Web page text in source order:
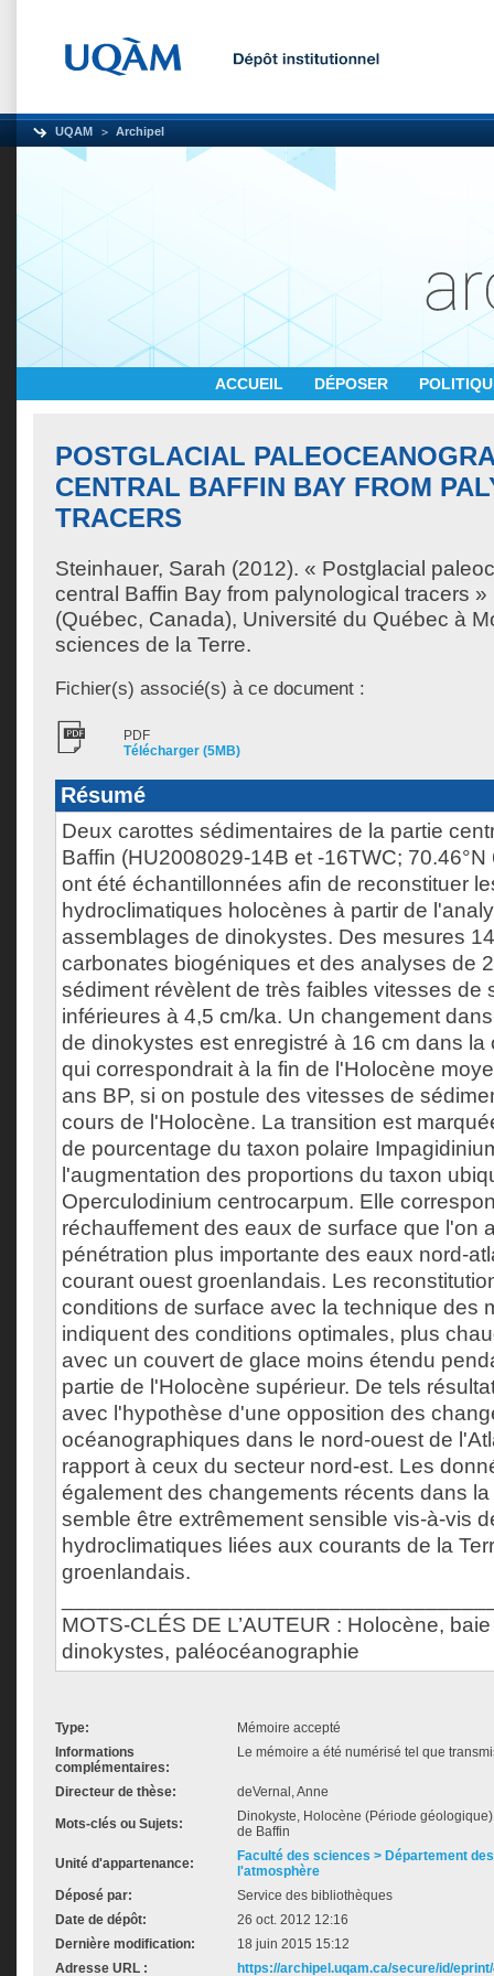
UQAM Archipel
ACCUEIL DÉPOSER
POSTGLACIAL
CENTRAL BAFFIN BAY FROM
TRACERS
Steinhauer, Sarah (2012). « Postglacial
central Baffin Bay from palynological tracers
(Québec, Canada), Université du Québec à
sciences de la Terre.
Fichier(s) associé(s) à ce document :
PDF
Télécharger (5MB)
Résumé
Deux carottes sédimentaires de la partie
Baffin (HU2008029-14B et -16TWC; 70.46°N
ont été échantillonnées afin de reconstituer
hydroclimatiques holocènes à partir de
assemblages de dinokystes. Des mesures
carbonates biogéniques et des analyses de
sédiment révèlent de très faibles vitesses de
inférieures à 4,5 cm/ka. Un changement
de dinokystes est enregistré à 16 cm dans la
qui correspondrait à la fin de l'Holocène
ans BP, si on postule des vitesses de
cours de l'Holocène. La transition est
de pourcentage du taxon polaire
l'augmentation des proportions du taxon
Operculodinium centrocarpum. Elle
réchauffement des eaux de surface que l'on
pénétration plus importante des eaux nord-
courant ouest groenlandais. Les
conditions de surface avec la technique des
indiquent des conditions optimales, plus
avec un couvert de glace moins étendu
partie de l'Holocène supérieur. De tels
avec l'hypothèse d'une opposition des
océanographiques dans le nord-ouest de
rapport à ceux du secteur nord-est. Les
également des changements récents dans
semble être extrêmement sensible vis-à-vis
hydroclimatiques liées aux courants de la
groenlandais.
MOTS-CLÉS DE L’AUTEUR : Holocène,
dinokystes, paléocéanographie
Type:
Mémoire accepté
Informations
complémentaires:
Le mémoire a été numérisé tel que
Directeur de thèse: deVernal, Anne
Mots-clés ou Sujets:
Dinokyste, Holocène (Période
de Baffin
Unité d'appartenance:
Faculté des sciences > Département
l'atmosphère
Déposé par:
Service des bibliothèques
Date de dépôt:
26 oct. 2012 12:16
Dernière modification:
18 juin 2015 15:12
Adresse URL :
https://archipel.uqam.ca/secure/id/